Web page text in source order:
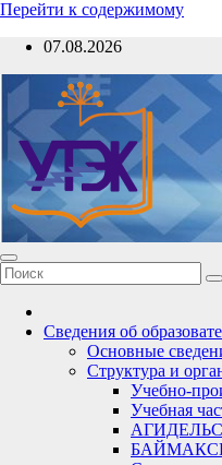
Перейти к содержимому
07.08.2026
Сведения об
Основные
Структура и
Учебно-
Учебная